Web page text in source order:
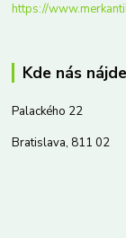
https://
Kde nás
Palackého 22
Bratislava, 811 02